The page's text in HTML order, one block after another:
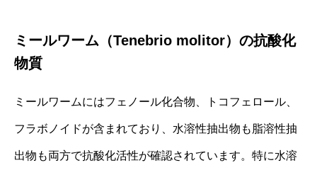
ミールワーム（Tenebrio molitor）の抗酸化
物質
ミールワームにはフェノール化合物、トコフェロール、
フラボノイドが含まれており、水溶性抽出物も脂溶性抽
出物も両方で抗酸化活性が確認されています。特に水溶